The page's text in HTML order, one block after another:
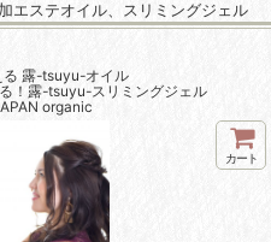
エステオイル、スリミングジェル
る 露-tsuyu-オイル
！露-tsuyu-スリミングジェル
organic
カート